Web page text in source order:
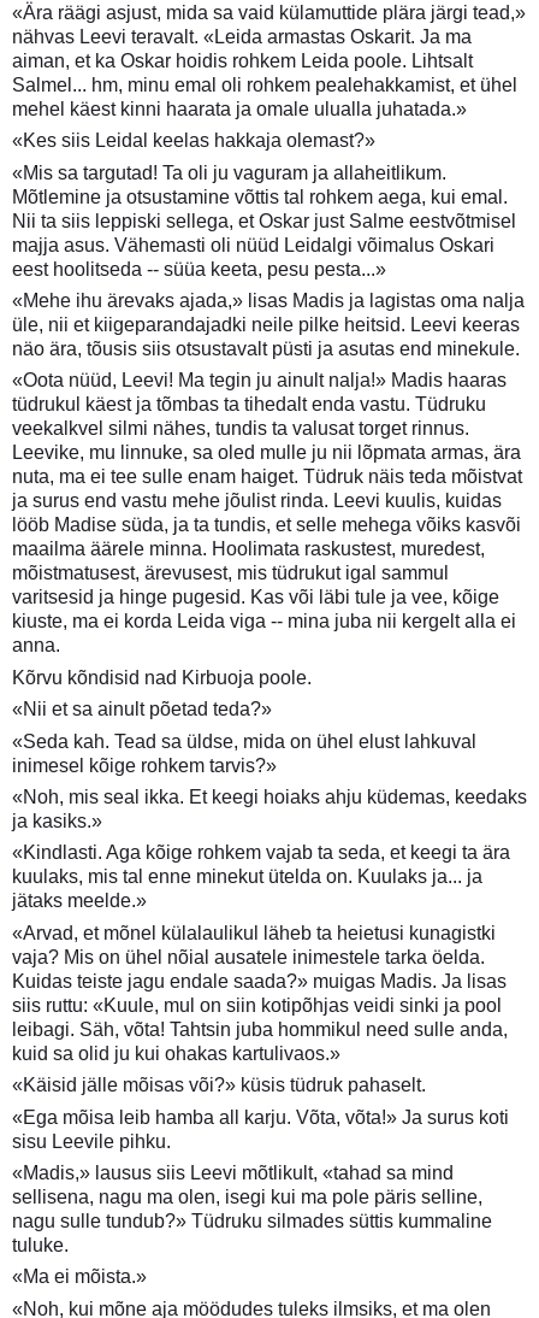
«Ära räägi asjust, mida sa vaid külamuttide plära järgi tead,»
nähvas Leevi teravalt. «Leida armastas Oskarit. Ja ma
aiman, et ka Oskar hoidis rohkem Leida poole. Lihtsalt
Salmel... hm, minu emal oli rohkem pealehakkamist, et ühel
mehel käest kinni haarata ja omale ulualla juhatada.»
«Kes siis Leidal keelas hakkaja olemast?»
«Mis sa targutad! Ta oli ju vaguram ja allaheitlikum.
Mõtlemine ja otsustamine võttis tal rohkem aega, kui emal.
Nii ta siis leppiski sellega, et Oskar just Salme eestvõtmisel
majja asus. Vähemasti oli nüüd Leidalgi võimalus Oskari
eest hoolitseda -- süüa keeta, pesu pesta...»
«Mehe ihu ärevaks ajada,» lisas Madis ja lagistas oma nalja
üle, nii et kiigeparandajadki neile pilke heitsid. Leevi keeras
näo ära, tõusis siis otsustavalt püsti ja asutas end minekule.
«Oota nüüd, Leevi! Ma tegin ju ainult nalja!» Madis haaras
tüdrukul käest ja tõmbas ta tihedalt enda vastu. Tüdruku
veekalkvel silmi nähes, tundis ta valusat torget rinnus.
Leevike, mu linnuke, sa oled mulle ju nii lõpmata armas, ära
nuta, ma ei tee sulle enam haiget. Tüdruk näis teda mõistvat
ja surus end vastu mehe jõulist rinda. Leevi kuulis, kuidas
lööb Madise süda, ja ta tundis, et selle mehega võiks kasvõi
maailma äärele minna. Hoolimata raskustest, muredest,
mõistmatusest, ärevusest, mis tüdrukut igal sammul
varitsesid ja hinge pugesid. Kas või läbi tule ja vee, kõige
kiuste, ma ei korda Leida viga -- mina juba nii kergelt alla ei
anna.
Kõrvu kõndisid nad Kirbuoja poole.
«Nii et sa ainult põetad teda?»
«Seda kah. Tead sa üldse, mida on ühel elust lahkuval
inimesel kõige rohkem tarvis?»
«Noh, mis seal ikka. Et keegi hoiaks ahju küdemas, keedaks
ja kasiks.»
«Kindlasti. Aga kõige rohkem vajab ta seda, et keegi ta ära
kuulaks, mis tal enne minekut ütelda on. Kuulaks ja... ja
jätaks meelde.»
«Arvad, et mõnel külalaulikul läheb ta heietusi kunagistki
vaja? Mis on ühel nõial ausatele inimestele tarka öelda.
Kuidas teiste jagu endale saada?» muigas Madis. Ja lisas
siis ruttu: «Kuule, mul on siin kotipõhjas veidi sinki ja pool
leibagi. Säh, võta! Tahtsin juba hommikul need sulle anda,
kuid sa olid ju kui ohakas kartulivaos.»
«Käisid jälle mõisas või?» küsis tüdruk pahaselt.
«Ega mõisa leib hamba all karju. Võta, võta!» Ja surus koti
sisu Leevile pihku.
«Madis,» lausus siis Leevi mõtlikult, «tahad sa mind
sellisena, nagu ma olen, isegi kui ma pole päris selline,
nagu sulle tundub?» Tüdruku silmades süttis kummaline
tuluke.
«Ma ei mõista.»
«Noh, kui mõne aja möödudes tuleks ilmsiks, et ma olen